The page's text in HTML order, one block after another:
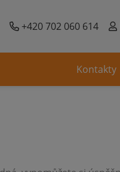
+420 702 060 614
Kontakty